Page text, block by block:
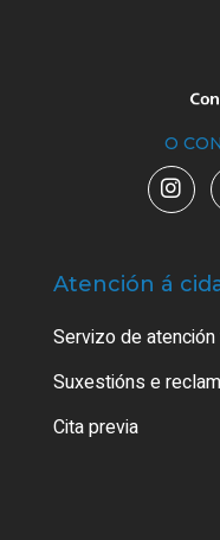
O
Atención á
Servizo de
Suxestións e
Cita previa